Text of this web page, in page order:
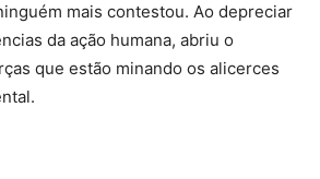
mais contestou. Ao depreciar
da ação humana, abriu o
que estão minando os alicerces